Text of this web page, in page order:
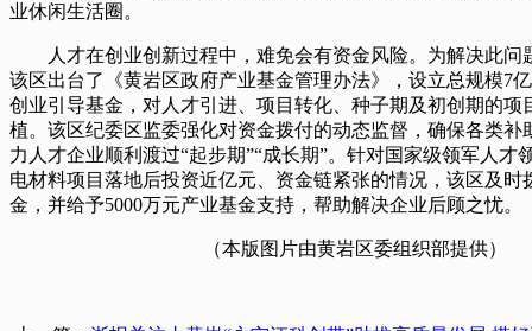
业休闲生活圈。
人才在创业创新过程中，难免会有资金风险。为解决此问
该区出台了《黄岩区政府产业基金管理办法》，设立总规模7
创业引导基金，对人才引进、项目转化、种子期及初创期的项
植。该区纪委区监委强化对资金拨付的动态监督，确保各类补
力人才企业顺利渡过“起步期”“成长期”。针对国家级领军人才
电材料项目落地后投资近亿元、资金链紧张的情况，该区及时
金，并给予5000万元产业基金支持，帮助解决企业后顾之忧。
（本版图片由黄岩区委组织部提供）